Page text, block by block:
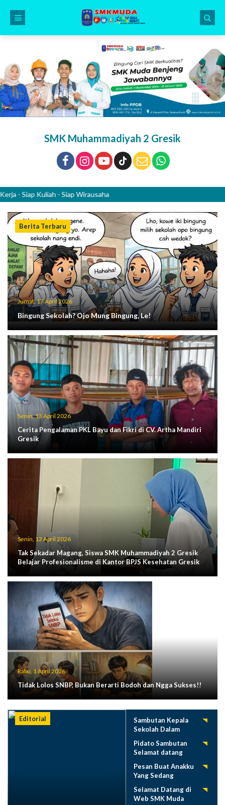
SMK Muhammadiyah 2 Gresik
Kuliah - Siap Wirausaha
Berita Terbaru
Jumat, 17 April 2026
Bingung Sekolah? Ojo Mung Bingung, Le!
Senin, 13 April 2026
Cerita Pengalaman PKL Bayu dan Fikri di CV. Artha Mandiri
Gresik
Senin, 13 April 2026
Tak Sekadar Magang, Siswa SMK Muhammadiyah 2 Gresik
Belajar Profesionalisme di Kantor BPJS Kesehatan Gresik
Rabu, 1 April 2026
Tidak Lolos SNBP, Bukan Berarti Bodoh dan Ngga Sukses!!
Editorial
Sambutan Kepala
Sekolah Dalam
Pelepasan Siswa
Tahun 2025
Pidato Sambutan
Selamat datang
Muda 2025-2026
Pesan Buat Anakku
Yang Sedang
Selamat Datang di
Web SMK Muda